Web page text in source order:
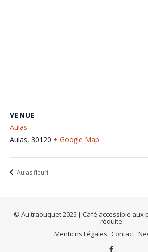
VENUE
Aulas
Aulas, 30120 + Google Map
Aulas fleuri
© Au traouquet 2026 | Café accessible aux
réduite
Mentions Légales Contact